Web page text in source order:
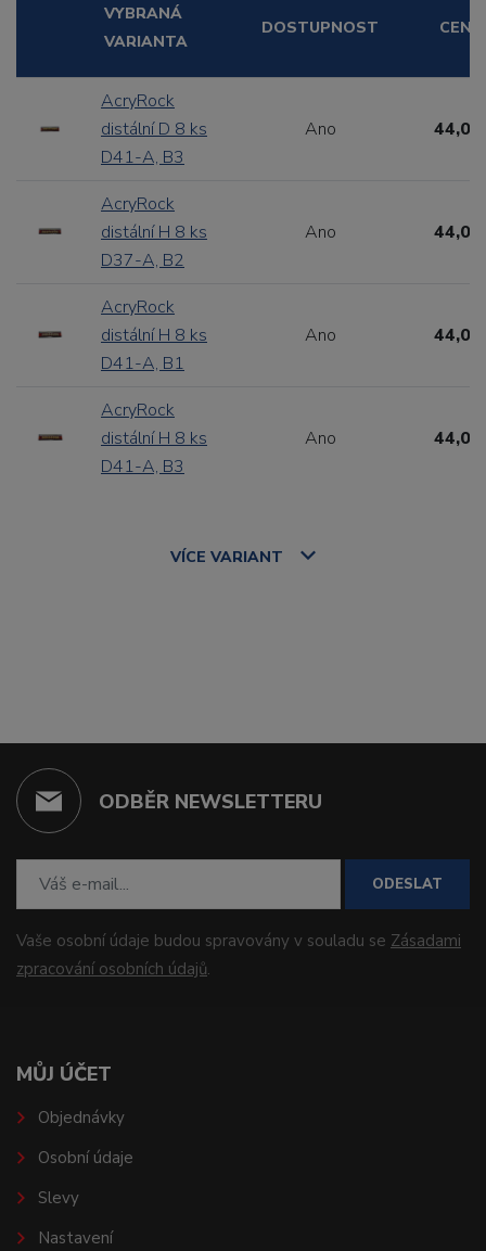
VYBRANÁ
VARIANTA
DOSTUPNOST CENA
AcryRock
distální D 8 ks
D41-A, B3
Ano 44,00
AcryRock
distální H 8 ks
D37-A, B2
Ano 44,00
AcryRock
distální H 8 ks
D41-A, B1
Ano 44,00
AcryRock
distální H 8 ks
D41-A, B3
Ano 44,00
VÍCE VARIANT
ODBĚR NEWSLETTERU
ODESLAT
Vaše osobní údaje budou spravovány v souladu se Zásadami
zpracování osobních údajů.
MŮJ ÚČET
Objednávky
Osobní údaje
Slevy
Nastavení